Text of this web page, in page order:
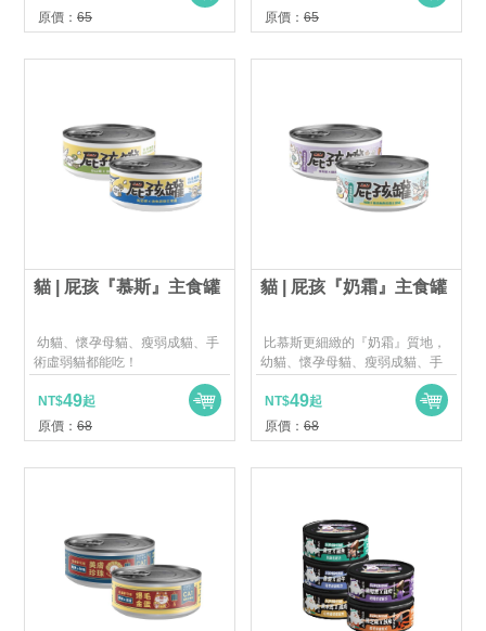
原價： 65
原價： 65
貓 | 屁孩『慕斯』主食罐
幼貓、懷孕母貓、瘦弱成貓、手
術虛弱貓都能吃！
NT$49起
原價： 68
貓 | 屁孩『奶霜』主食罐
比慕斯更細緻的『奶霜』質地，
幼貓、懷孕母貓、瘦弱成貓、手
NT$49起
原價： 68